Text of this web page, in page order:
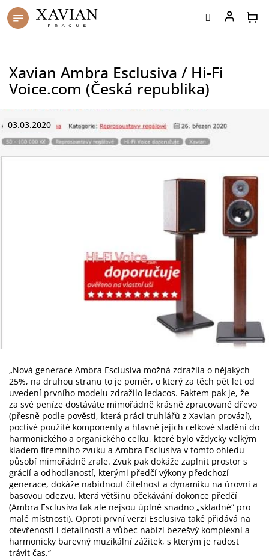
Přejít
na
Xavian Ambra Esclusiva / Hi-Fi
Voice.com (Česká republika)
03.03.2020
„Nová generace Ambra Esclusiva možná zdražila o nějakých
25%, na druhou stranu to je poměr, o který za těch pět let od
uvedení prvního modelu zdražilo ledacos. Faktem pak je, že
za své peníze dostáváte mimořádně krásně zpracované dřevo
(přesně podle pověsti, která práci truhlářů z Xavian provází),
poctivé použité komponenty a hlavně jejich celkové sladění do
harmonického a organického celku, které bylo vždycky velkým
kladem firemního zvuku a Ambra Esclusiva v tomto ohledu
působí mimořádně zrale. Zvuk pak dokáže zaplnit prostor s
grácií a odhodlaností, kterými předčí výkony předchozí
generace, dokáže nabídnout čitelnost a dynamiku na úrovni a
basovou odezvu, která většinu očekávání dokonce předčí
(Ambra Esclusiva tak ale nejsou úplně snadno „skladné“ pro
malé místnosti). Oproti první verzi Esclusiva také přidává na
otevřenosti i detailnosti a vůbec nabízí bezešvý komplexní a
harmonicky barevný muzikální zážitek, s kterým je radost
trávit čas.“